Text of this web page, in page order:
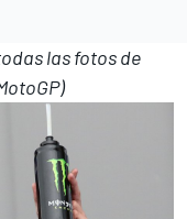
las fotos de